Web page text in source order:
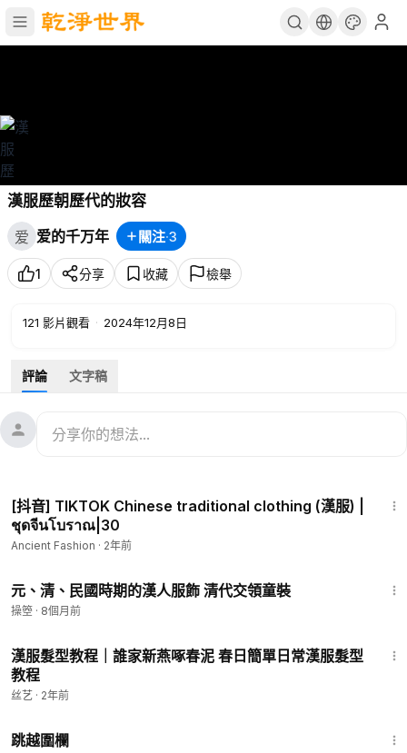
漢服歷朝歷代的妝容
爱 爱的千万年 關注·3
1 分享 收藏 檢舉
121 影片觀看 · 2024年12月8日
評論 文字稿
[抖音] TIKTOK Chinese traditional clothing (漢服) |
ชุดจีนโบราณ|30
Ancient Fashion · 2年前
元、清、民國時期的漢人服飾 清代交領童裝
操箜 · 8個月前
漢服髮型教程｜誰家新燕啄春泥 春日簡單日常漢服髮型
教程
丝艺 · 2年前
跳越圍欄